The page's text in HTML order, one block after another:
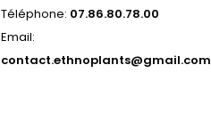
Téléphone: 07.86.80.78.00
Email:
contact.ethnoplants@gmail.com